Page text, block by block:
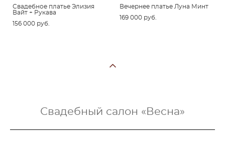
Свадебное платье Элизия
Вайт + Рукава
156 000 pуб.
Вечернее платье Луна Минт
169 000 pуб.
Свадебный салон «Весна»